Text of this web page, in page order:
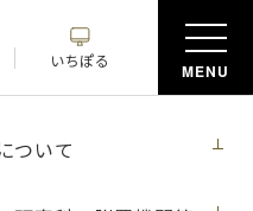
ついて
いちぽる
MENU